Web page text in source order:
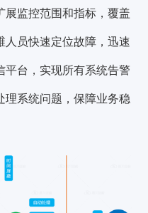
展监控范围和指标，覆盖
人员快速定位故障，迅速
平台，实现所有系统告警
理系统问题，保障业务稳